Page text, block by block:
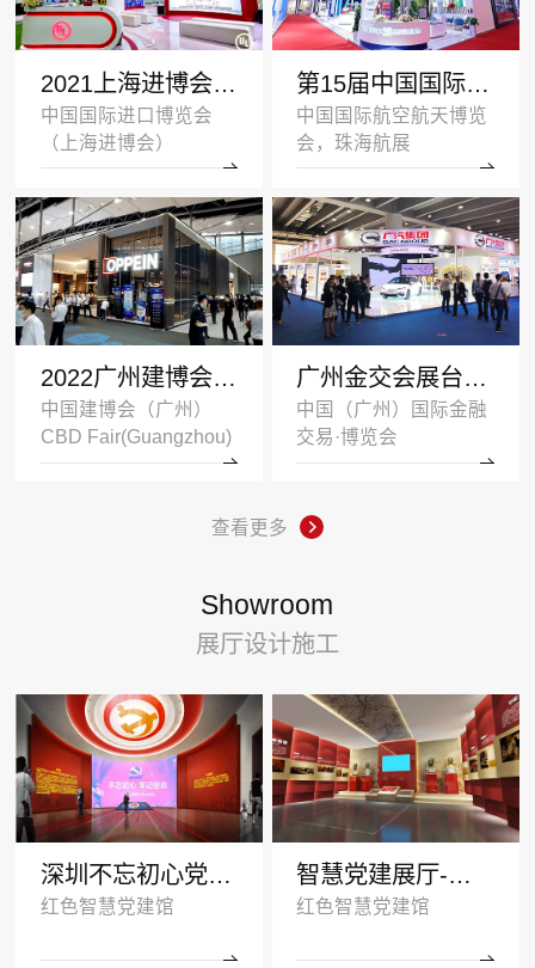
2021上海进博会展台设计搭建案例-UL-深圳展览设计公司
中国国际进口博览会
（上海进博会）
第15届中国国际航空航天博览会展台设计案例_海斯坦普
中国国际航空航天博览
会，珠海航展
2022广州建博会双层展台设计搭建案例_欧派家居
中国建博会（广州）
CBD Fair(Guangzhou)
广州金交会展台设计案例_广汽集团
中国（广州）国际金融
交易·博览会
查看更多
Showroom
展厅设计施工
深圳不忘初心党建展厅
红色智慧党建馆
智慧党建展厅-塑造红色传承
红色智慧党建馆